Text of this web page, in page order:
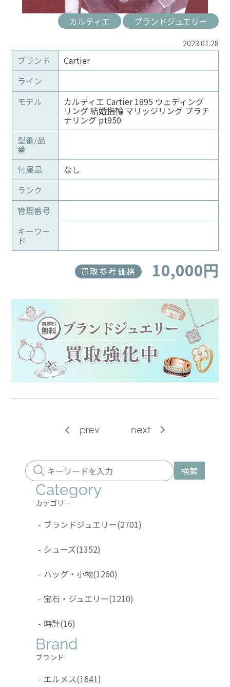
カルティエ ブランドジュエリー
2023.01.28
ブランド
Cartier
ライン
モデル
カルティエ Cartier 1895 ウェディング
リング 結婚指輪 マリッジリング プラチ
ナリング pt950
型番/品
番
付属品
なし
ランク
管理番号
キーワー
ド
買取参考価格 10,000円
prev next
検索
Category
カテゴリー
- ブランドジュエリー(2701)
- シューズ(1352)
- バッグ・小物(1260)
- 宝石・ジュエリー(1210)
- 時計(16)
Brand
ブランド
- エルメス(1641)